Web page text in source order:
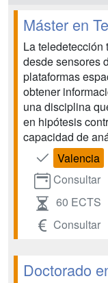
Máster en
La teledetección
desde sensores
plataformas
obtener
una disciplina
en hipótesis
capacidad de
Valencia
Consultar
60 ECTS
Consultar
Doctorado